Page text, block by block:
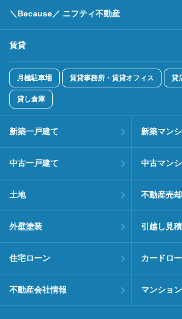
＼Because／ ニフティ不動産
賃貸
月極駐車場 賃貸事務所・賃貸オフィス 貸
貸し倉庫
新築一戸建て 新築マン
中古一戸建て 中古マン
土地 不動産売却
外壁塗装 引越し見
住宅ローン カードロ
不動産会社情報 マンショ